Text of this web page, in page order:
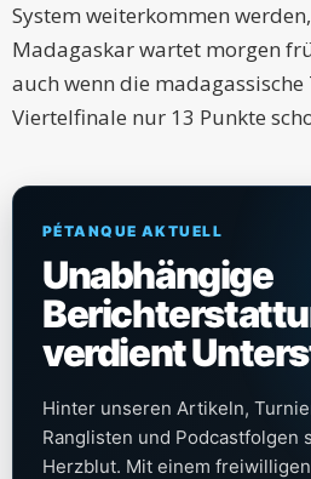
System weiterkommen
Madagaskar wartet morgen
auch wenn die
Viertelfinale nur 13 Punkte
PÉTANQUE AKTUELL
Unabhängige
verdient
Hinter unseren Artikeln,
Ranglisten und Podcastfolgen
Herzblut. Mit einem